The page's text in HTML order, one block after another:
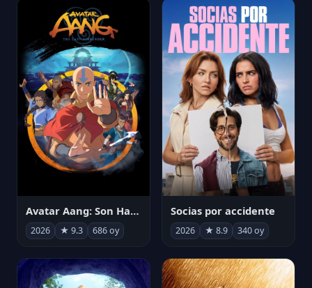
Avatar Aang: Son Havabükücü
2026 ★ 9.3 686 oy
Socias por accidente
2026 ★ 8.9 340 oy